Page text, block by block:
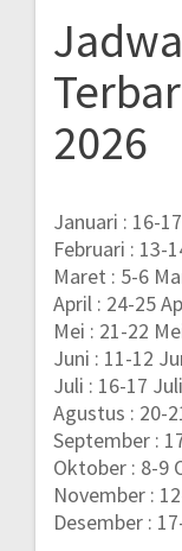
2026
Januari : 16-
Februari : 13-
Maret : 5-6
April : 24-25
Mei : 21-22
Juni : 11-12
Juli : 16-17
Agustus : 20-
September :
Oktober : 8-9
November :
Desember :